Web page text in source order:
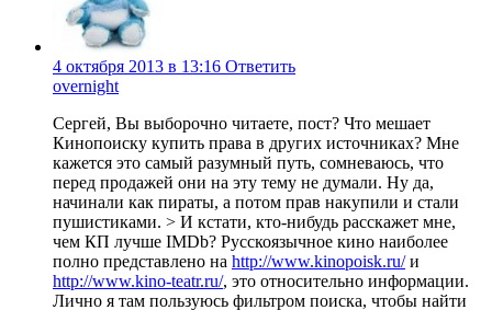
4 октября 2013 в 13:16 Ответить
overnight
Сергей, Вы выборочно читаете, пост? Что мешает
Кинопоиску купить права в других источниках? Мне
кажется это самый разумный путь, сомневаюсь, что
перед продажей они на эту тему не думали. Ну да,
начинали как пираты, а потом прав накупили и стали
пушистиками. > И кстати, кто-нибудь расскажет мне,
чем КП лучше IMDb? Русскоязычное кино наиболее
полно представлено на http://www.kinopoisk.ru/и
http://www.kino-teatr.ru/, это относительно информации.
Лично я там пользуюсь фильтром поиска, чтобы найти